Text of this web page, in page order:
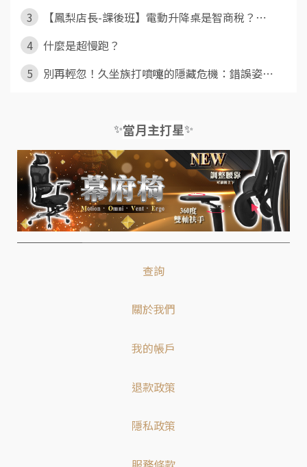
3
【鳳梨店長-課後班】電動升降桌是智商稅？⋯
4
什麼是超慢跑？
5
別再輕忽！久坐族打噴嚏的隱藏危機：錯誤姿⋯
✨當月主打星✨
查詢
關於我們
我的帳戶
退款政策
隱私政策